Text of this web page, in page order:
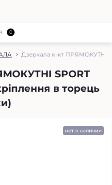
Дзеркала к-кт ПРЯМОКУТНІ
SPORT
в торець
0
нет в наличии